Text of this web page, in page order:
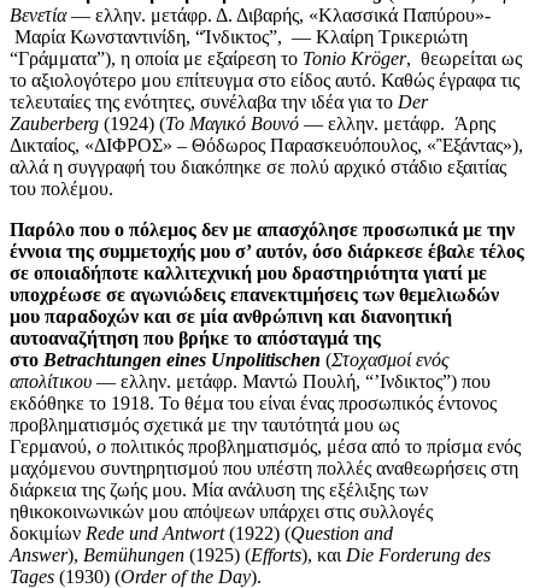
Βενετία― ελλην. μετάφρ. Δ. Διβαρής, «Κλασσικά Παπύρου»-
Μαρία Κωνσταντινίδη, “Ίνδικτος”, — Κλαίρη Τρικεριώτη
“Γράμματα”), η οποία με εξαίρεση το Tonio Kröger, θεωρείται ως
το αξιολογότερο μου επίτευγμα στο είδος αυτό. Καθώς έγραφα τις
τελευταίες της ενότητες, συνέλαβα την ιδέα για το Der
Zauberberg (1924) (Το Μαγικό Βουνό ― ελλην. μετάφρ. Άρης
Δικταίος, «ΔΙΦΡΟΣ» – Θόδωρος Παρασκευόπουλος, «Ἒξάντας»),
αλλά η συγγραφή του διακόπηκε σε πολύ αρχικό στάδιο εξαιτίας
του πολέμου.
Παρόλο που ο πόλεμος δεν με απασχόλησε προσωπικά με την
έννοια της συμμετοχής μου σ’ αυτόν, όσο διάρκεσε έβαλε τέλος
σε οποιαδήποτε καλλιτεχνική μου δραστηριότητα γιατί με
υποχρέωσε σε αγωνιώδεις επανεκτιμήσεις των θεμελιωδών
μου παραδοχών και σε μία ανθρώπινη και διανοητική
αυτοαναζήτηση που βρήκε το απόσταγμά της
στο Betrachtungen eines Unpolitischen (Στοχασμοί ενός
απολίτικου ― ελλην. μετάφρ. Mαντώ Πουλή, “’Ινδικτος”) που
εκδόθηκε το 1918. Το θέμα του είναι ένας προσωπικός έντονος
προβληματισμός σχετικά με την ταυτότητά μου ως
Γερμανού, ο πολιτικός προβληματισμός, μέσα από το πρίσμα ενός
μαχόμενου συντηρητισμού που υπέστη πολλές αναθεωρήσεις στη
διάρκεια της ζωής μου. Μία ανάλυση της εξέλιξης των
ηθικοκοινωνικών μου απόψεων υπάρχει στις συλλογές
δοκιμίων Rede und Antwort(1922) (Question and
Answer), Bemühungen (1925) (Efforts), και Die Forderung des
Tages (1930) (Order of the Day).